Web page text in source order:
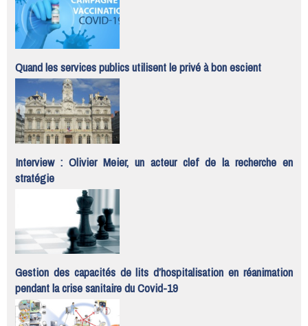
Quand les services publics utilisent le privé à bon escient
Interview : Olivier Meier, un acteur clef de la recherche en
stratégie
Gestion des capacités de lits d’hospitalisation en réanimation
pendant la crise sanitaire du Covid-19